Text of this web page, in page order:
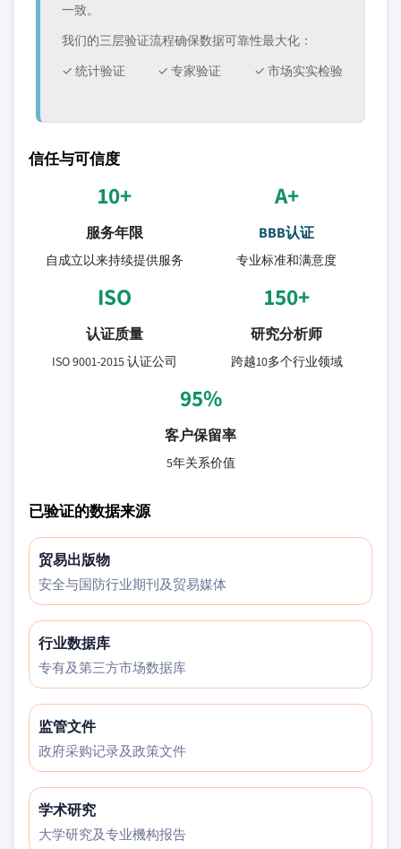
一致。
我们的三层验证流程确保数据可靠性最大化：
✓ 统计验证
✓ 专家验证 ✓ 市场实实检验
信任与可信度
10+
服务年限
自成立以来持续提供服务
A+
BBB认证
专业标准和满意度
ISO
认证质量
ISO 9001-2015 认证公司
150+
研究分析师
跨越10多个行业领域
95%
客户保留率
5年关系价值
已验证的数据来源
贸易出版物
安全与国防行业期刊及贸易媒体
行业数据库
专有及第三方市场数据库
监管文件
政府采购记录及政策文件
学术研究
大学研究及专业機构报告